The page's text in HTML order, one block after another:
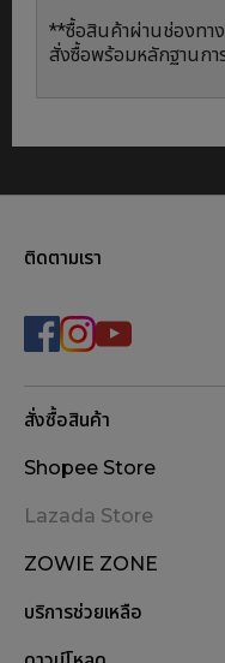
**ซื้อสินค้าผ่านช่องทา
สั่งซื้อพร้อมหลักฐานกา
ติดตามเรา
สั่งซื้อสินค้า
Shopee Store
Lazada Store
ZOWIE ZONE
บริการช่วยเหลือ